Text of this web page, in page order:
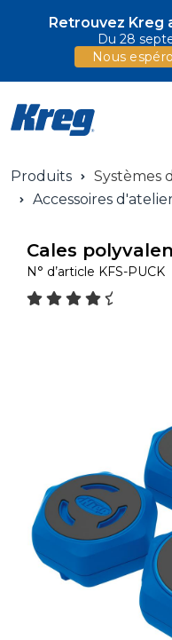
Retrouvez Kreg
Du 28
Nous
Produits
Systèmes
Accessoires
Cales
N° d’article KFS-PUCK